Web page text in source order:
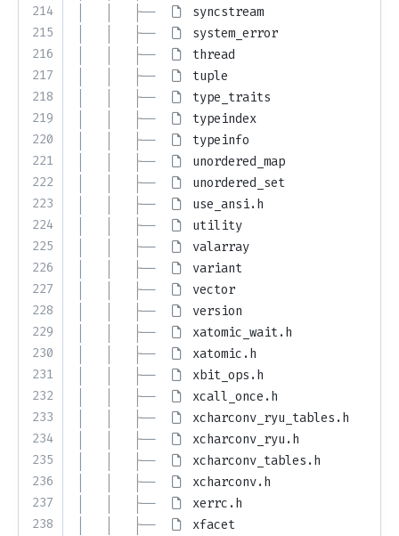
214
215
216
217
218
219
220
221
222
223
224
225
226
227
228
229
230
231
232
233
234
235
236
237
238
│   │   ├──
syncstream
│   │   ├──
system_error
│   │   ├──
thread
│   │   ├──
tuple
│   │   ├──
type_traits
│   │   ├──
typeindex
│   │   ├──
typeinfo
│   │   ├──
unordered_map
│   │   ├──
unordered_set
│   │   ├──
use_ansi.h
│   │   ├──
utility
│   │   ├──
valarray
│   │   ├──
variant
│   │   ├──
vector
│   │   ├──
version
│   │   ├──
xatomic_wait.h
│   │   ├──
xatomic.h
│   │   ├──
xbit_ops.h
│   │   ├──
xcall_once.h
│   │   ├──
xcharconv_ryu_tables.h
│   │   ├──
xcharconv_ryu.h
│   │   ├──
xcharconv_tables.h
│   │   ├──
xcharconv.h
│   │   ├──
xerrc.h
│   │   ├──
xfacet